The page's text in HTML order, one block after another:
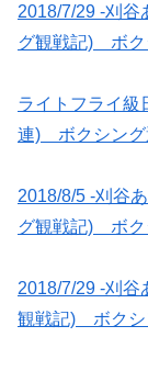
2018/7/29 -刈谷
グ観戦記) ボク
ライトフライ級
連) ボクシング
2018/8/5 -刈谷
グ観戦記) ボク
2018/7/29 -刈谷
観戦記) ボクシ